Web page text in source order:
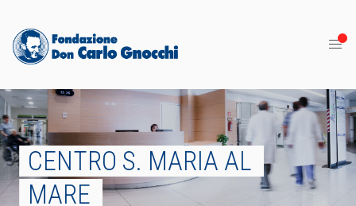
CENTRO S. MARIA AL
MARE